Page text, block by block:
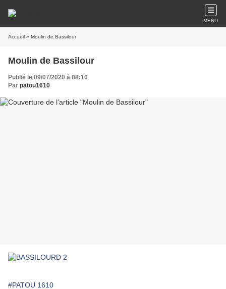
MENU
Accueil » Moulin de Bassilour
Moulin de Bassilour
Publié le 09/07/2020 à 08:10
Par patou1610
#PATOU 1610